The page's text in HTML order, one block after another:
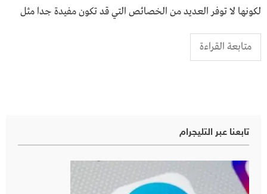
لكونها لا توفر العديد من الخصائص التي قد تكون مفيدة جدا مثل
متابعة القراءة
تابعنا عبر التليجرام